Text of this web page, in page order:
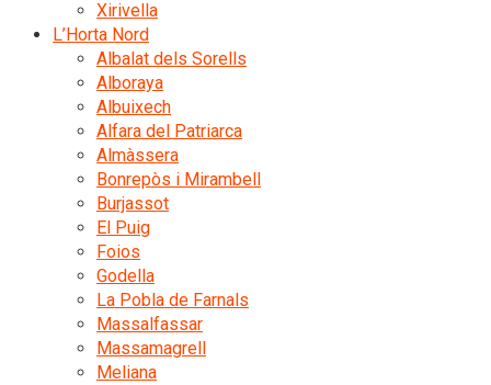
Xirivella
L’Horta Nord
Albalat dels Sorells
Alboraya
Albuixech
Alfara del Patriarca
Almàssera
Bonrepòs i Mirambell
Burjassot
El Puig
Foios
Godella
La Pobla de Farnals
Massalfassar
Massamagrell
Meliana